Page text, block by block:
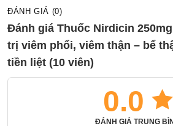
ĐÁNH GIÁ (0)
Đánh giá Thuốc Nirdicin
trị viêm phổi, viêm thận – bể
tiền liệt (10 viên)
0.0
ĐÁNH GIÁ TRUNG